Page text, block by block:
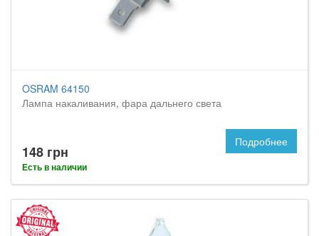
OSRAM 64150
Лампа накаливания, фара дальнего света
148 грн
Есть в наличии
Подробнее